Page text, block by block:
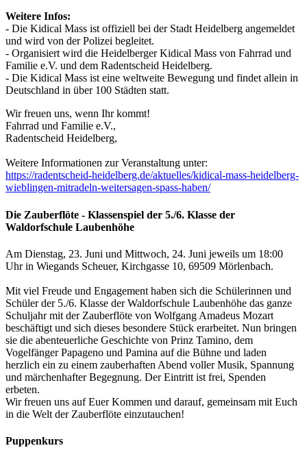
Weitere Infos:
- Die Kidical Mass ist offiziell bei der Stadt Heidelberg angemeldet
und wird von der Polizei begleitet.
- Organisiert wird die Heidelberger Kidical Mass von Fahrrad und
Familie e.V. und dem Radentscheid Heidelberg.
- Die Kidical Mass ist eine weltweite Bewegung und findet allein in
Deutschland in über 100 Städten statt.
Wir freuen uns, wenn Ihr kommt!
Fahrrad und Familie e.V.,
Radentscheid Heidelberg,
Weitere Informationen zur Veranstaltung unter:
https://radentscheid-heidelberg.de/aktuelles/kidical-mass-heidelberg-
wieblingen-mitradeln-weitersagen-spass-haben/
Die Zauberflöte - Klassenspiel der 5./6. Klasse der
Waldorfschule Laubenhöhe
Am Dienstag, 23. Juni und Mittwoch, 24. Juni jeweils um 18:00
Uhr in Wiegands Scheuer, Kirchgasse 10, 69509 Mörlenbach.
Mit viel Freude und Engagement haben sich die Schülerinnen und
Schüler der 5./6. Klasse der Waldorfschule Laubenhöhe das ganze
Schuljahr mit der Zauberflöte von Wolfgang Amadeus Mozart
beschäftigt und sich dieses besondere Stück erarbeitet. Nun bringen
sie die abenteuerliche Geschichte von Prinz Tamino, dem
Vogelfänger Papageno und Pamina auf die Bühne und laden
herzlich ein zu einem zauberhaften Abend voller Musik, Spannung
und märchenhafter Begegnung. Der Eintritt ist frei, Spenden
erbeten.
Wir freuen uns auf Euer Kommen und darauf, gemeinsam mit Euch
in die Welt der Zauberflöte einzutauchen!
Puppenkurs